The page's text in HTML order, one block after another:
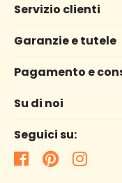
Servizio clienti
Garanzie e tutele
Pagamento e
Su di noi
Seguici su: